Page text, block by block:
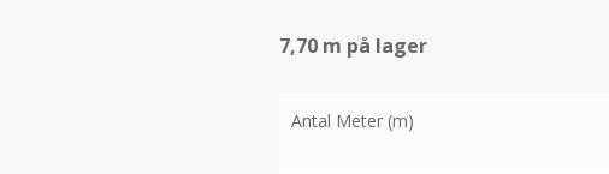
7,70 m på lager
Antal Meter (m)